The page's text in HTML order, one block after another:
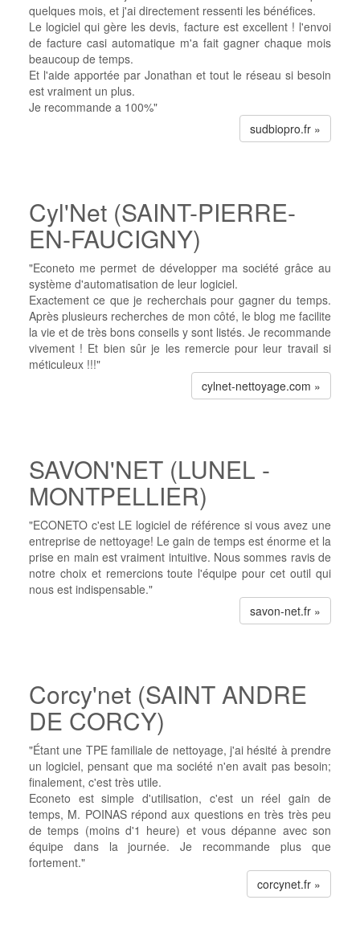
quelques mois, et j'ai directement ressenti les bénéfices.
Le logiciel qui gère les devis, facture est excellent ! l'envoi
de facture casi automatique m'a fait gagner chaque mois
beaucoup de temps.
Et l'aide apportée par Jonathan et tout le réseau si besoin
est vraiment un plus.
Je recommande a 100%"
sudbiopro.fr »
Cyl'Net (SAINT-PIERRE-
EN-FAUCIGNY)
"Econeto me permet de développer ma société grâce au
système d'automatisation de leur logiciel.
Exactement ce que je recherchais pour gagner du temps.
Après plusieurs recherches de mon côté, le blog me facilite
la vie et de très bons conseils y sont listés. Je recommande
vivement ! Et bien sûr je les remercie pour leur travail si
méticuleux !!!"
cylnet-nettoyage.com »
SAVON'NET (LUNEL -
MONTPELLIER)
"ECONETO c'est LE logiciel de référence si vous avez une
entreprise de nettoyage! Le gain de temps est énorme et la
prise en main est vraiment intuitive. Nous sommes ravis de
notre choix et remercions toute l'équipe pour cet outil qui
nous est indispensable."
savon-net.fr »
Corcy'net (SAINT ANDRE
DE CORCY)
"Étant une TPE familiale de nettoyage, j'ai hésité à prendre
un logiciel, pensant que ma société n'en avait pas besoin;
finalement, c'est très utile.
Econeto est simple d'utilisation, c'est un réel gain de
temps, M. POINAS répond aux questions en très très peu
de temps (moins d'1 heure) et vous dépanne avec son
équipe dans la journée. Je recommande plus que
fortement."
corcynet.fr »